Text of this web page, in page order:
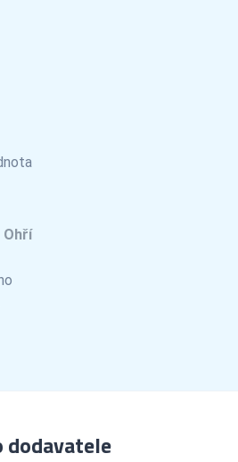
Ohří
dodavatele